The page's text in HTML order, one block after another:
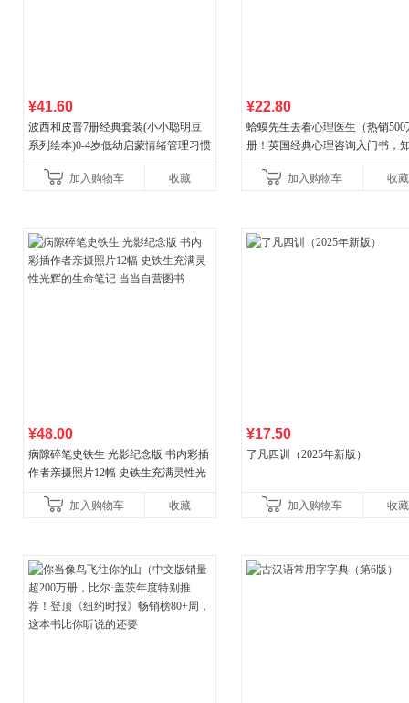
¥41.60
波西和皮普7册经典套装(小小聪明豆
系列绘本)0-4岁低幼启蒙情绪管理习惯
养好品质，发现快
加入购物车 收藏
¥22.80
蛤蟆先生去看心理医生（热销500
册！英国经典心理咨询入门书，
加入购物车
收藏
¥48.00
病隙碎笔史铁生 光影纪念版 书内彩插
作者亲摄照片12幅 史铁生充满灵性光
加入购物车
收藏
¥17.50
了凡四训（2025年新版）
加入购物车 收藏